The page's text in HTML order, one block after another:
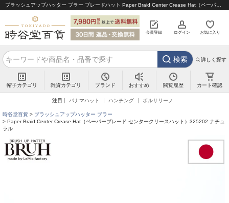
会員登録 ログイン お気に入り
検索 詳しく探す
帽子カテゴリ 雑貨カテゴリ ブランド おすすめ 閲覧履歴 カート確認
注目 パナマハット ハンチング ボルサリーノ
時谷堂百貨
ブラッシュアップハッター ブラー
Paper Braid Center Crease Hat（ペーパーブレード センタークリースハット）325202 ナチュ
ラル